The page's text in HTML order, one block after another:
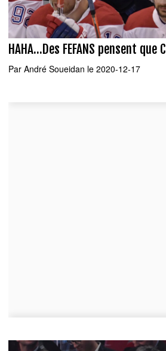
HAHA...Des FEFANS pensent que
Par André Soueidan le 2020-12-17